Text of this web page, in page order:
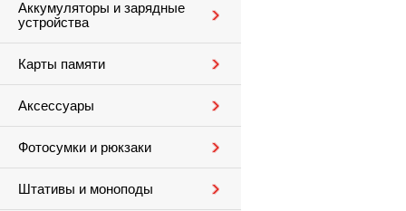
Аккумуляторы и зарядные
устройства
Карты памяти
Аксессуары
Фотосумки и рюкзаки
Штативы и моноподы